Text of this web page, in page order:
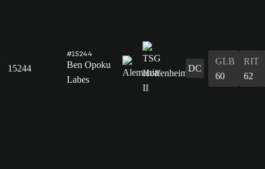
15244
#15244
Ben Opoku
Labes
DC
GLB
60
RIT
62